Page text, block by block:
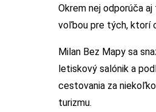
Okrem nej odporúča
voľbou pre tých, ktorí
Milan Bez Mapy sa
letiskový salónik a
cestovania za
turizmu.